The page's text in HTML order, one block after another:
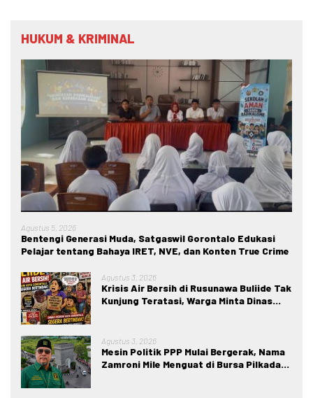
HUKUM & KRIMINAL
Agustus 5, 2026
Bentengi Generasi Muda, Satgaswil Gorontalo Edukasi
Pelajar tentang Bahaya IRET, NVE, dan Konten True Crime
Agustus 3, 2026
Krisis Air Bersih di Rusunawa Buliide Tak
Kunjung Teratasi, Warga Minta Dinas
Agustus 3, 2026
Mesin Politik PPP Mulai Bergerak, Nama
Zamroni Mile Menguat di Bursa Pilkada